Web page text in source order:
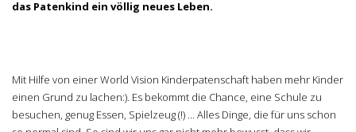
das Patenkind ein völlig neues Leben.
Mit Hilfe von einer World Vision Kinderpatenschaft haben mehr Kinder
einen Grund zu lachen:). Es bekommt die Chance, eine Schule zu
besuchen, genug Essen, Spielzeug (!) … Alles Dinge, die für uns schon